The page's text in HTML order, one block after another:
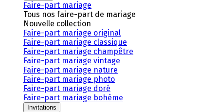
Faire-part mariage
Tous nos faire-part de mariage
Nouvelle collection
Faire-part mariage original
Faire-part mariage classique
Faire-part mariage champêtre
Faire-part mariage vintage
Faire-part mariage nature
Faire-part mariage photo
Faire-part mariage doré
Faire-part mariage bohème
Invitations